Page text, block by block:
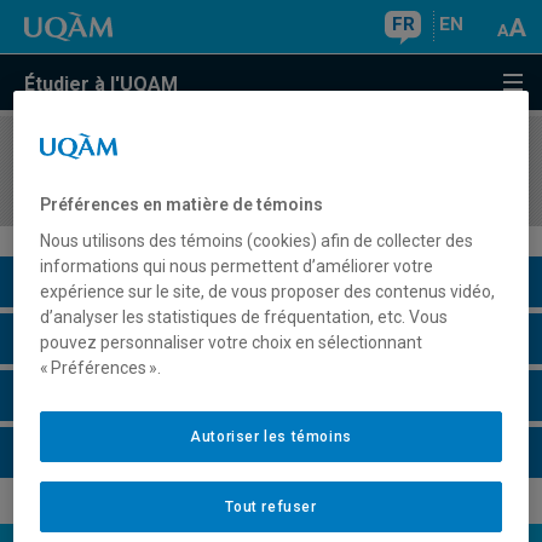
FR EN
Étudier à l'UQAM
COURS//
Description du cours
Horaire - Été 2026
Préférences en matière de témoins
Nous utilisons des témoins (cookies) afin de collecter des
informations qui nous permettent d’améliorer votre
expérience sur le site, de vous proposer des contenus vidéo,
d’analyser les statistiques de fréquentation, etc. Vous
pouvez personnaliser votre choix en sélectionnant
« Préférences ».
Tout refuser
Autoriser les témoins